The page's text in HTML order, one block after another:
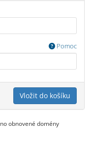
Pomoc
Vložit do košíku
obnovené domény